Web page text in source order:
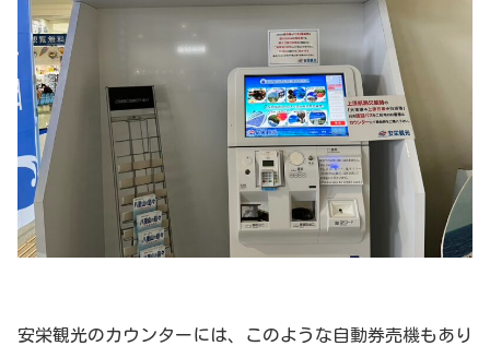
安栄観光のカウンターには、このような自動券売機もあり